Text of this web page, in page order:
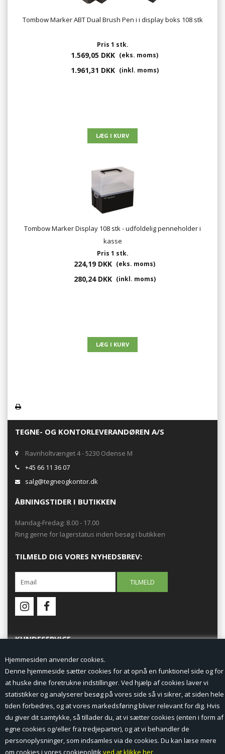
Hjemmesiden anvender cookies.
Denne hjemmeside sætter cookies for at opnå en funktionel side og for
at huske dine foretrukne indstillinger. Ved hjælp af cookies laver vi
statistikker og analyserer besøg på vores side så vi sikrer, at siden hele
tiden forbedres, og at vores markedsføring bliver relevant for dig. Hvis
du giver dit samtykke, så tillader du, at vi sætter cookies (enten i form af
egne cookies og/eller fra tredjeparter), og at vi behandler de
personoplysninger, som indsamles via de cookies. Du kan læse mere
om cookies i vores cookiepolitik ved at klikke her
Tombow Marker ABT Dual Brush Pen i i display boks 108 stk
Pris 1 stk.
1.569,05 DKK (eks. moms)
1.961,31 DKK (inkl. moms)
Tombow Marker Display 108 stk - udfoldelig penneholder i
kasse
Pris 1 stk.
224,19 DKK (eks. moms)
280,24 DKK (inkl. moms)
TEGNE- OG KONTORLEVERANDØREN A/S
Ravnholtvænget 4 - 5230 Odense M
+45 66 11 36 07
salg@tegneogkontor.dk
ÅBNINGSTIDER I BUTIKKEN
Mandag-Fredag: 8.00 - 17.00
Ring gerne for lagerstatus inden besøg i butikken
TILMELD DIG VORES NYHEDSBREV:
KUNDESERVICE
Min Konto
Nyheder
Vilkår og betingelser
Profil